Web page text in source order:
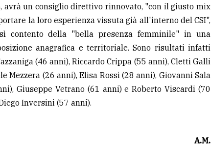
avrà un consiglio direttivo rinnovato, "con il giusto mix
la loro esperienza vissuta già all'interno del CSI",
contento della "bella presenza femminile" in una
anagrafica e territoriale. Sono risultati infatti
(46 anni), Riccardo Crippa (55 anni), Cletti Galli
Mezzera (26 anni), Elisa Rossi (28 anni), Giovanni Sala
Giuseppe Vetrano (61 anni) e Roberto Viscardi (70
Inversini (57 anni).
A.M.